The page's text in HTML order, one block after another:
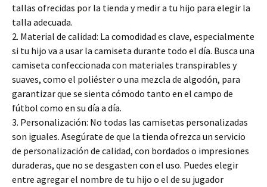
tallas ofrecidas por la tienda y medir a tu hijo para elegir la
talla adecuada.
2. Material de calidad: La comodidad es clave, especialmente
si tu hijo va a usar la camiseta durante todo el día. Busca una
camiseta confeccionada con materiales transpirables y
suaves, como el poliéster o una mezcla de algodón, para
garantizar que se sienta cómodo tanto en el campo de
fútbol como en su día a día.
3. Personalización: No todas las camisetas personalizadas
son iguales. Asegúrate de que la tienda ofrezca un servicio
de personalización de calidad, con bordados o impresiones
duraderas, que no se desgasten con el uso. Puedes elegir
entre agregar el nombre de tu hijo o el de su jugador